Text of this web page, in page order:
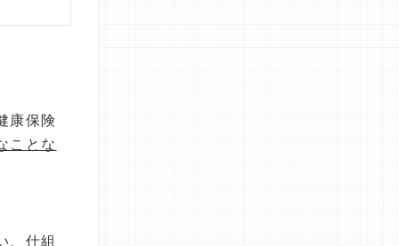
康保険
ことな
、 仕組